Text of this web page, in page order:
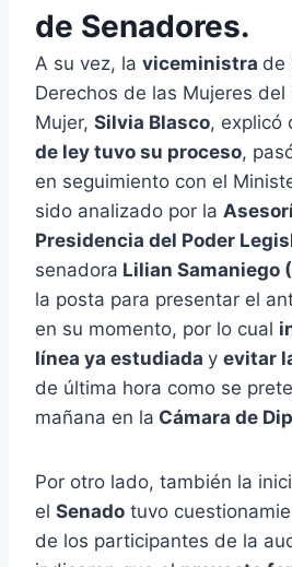
de Senadores.
A su vez, la viceministra de
Derechos de las Mujeres
Mujer, Silvia Blasco, explicó
de ley tuvo su proceso,
en seguimiento con el
sido analizado por la
Presidencia del Poder
senadora Lilian Samaniego
la posta para presentar el
en su momento, por lo cual
línea ya estudiada y evitar
de última hora como se
mañana en la Cámara de
Por otro lado, también la
el Senado tuvo
de los participantes de la